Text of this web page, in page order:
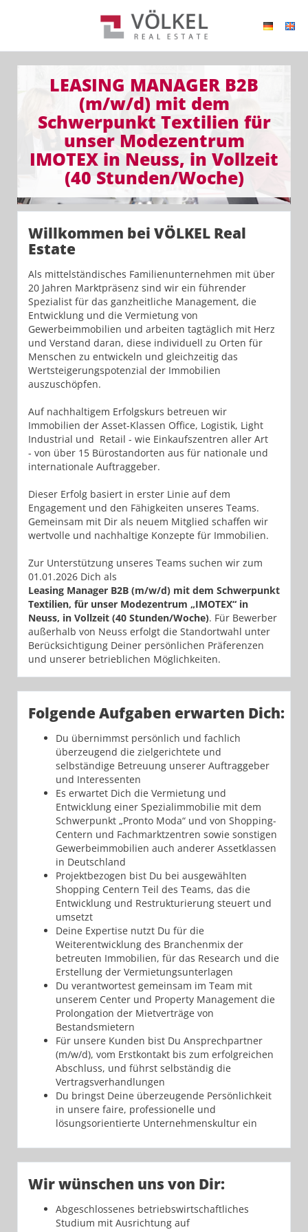
LEASING MANAGER B2B
(m/w/d) mit dem
Schwerpunkt Textilien für
unser Modezentrum
IMOTEX in Neuss, in Vollzeit
(40 Stunden/Woche)
Willkommen bei VÖLKEL Real
Estate
Als mittelständisches Familienunternehmen mit über
20 Jahren Marktpräsenz sind wir ein führender
Spezialist für das ganzheitliche Management, die
Entwicklung und die Vermietung von
Gewerbeimmobilien und arbeiten tagtäglich mit Herz
und Verstand daran, diese individuell zu Orten für
Menschen zu entwickeln und gleichzeitig das
Wertsteigerungspotenzial der Immobilien
auszuschöpfen.
Auf nachhaltigem Erfolgskurs betreuen wir
Immobilien der Asset-Klassen Office, Logistik, Light
Industrial und Retail - wie Einkaufszentren aller Art
- von über 15 Bürostandorten aus für nationale und
internationale Auftraggeber.
Dieser Erfolg basiert in erster Linie auf dem
Engagement und den Fähigkeiten unseres Teams.
Gemeinsam mit Dir als neuem Mitglied schaffen wir
wertvolle und nachhaltige Konzepte für Immobilien.
Zur Unterstützung unseres Teams suchen wir zum
01.01.2026 Dich als
Leasing Manager B2B (m/w/d) mit dem Schwerpunkt
Textilien, für unser Modezentrum „IMOTEX“ in
Neuss, in Vollzeit (40 Stunden/Woche). Für Bewerber
außerhalb von Neuss erfolgt die Standortwahl unter
Berücksichtigung Deiner persönlichen Präferenzen
und unserer betrieblichen Möglichkeiten.
Folgende Aufgaben erwarten Dich:
Du übernimmst persönlich und fachlich
überzeugend die zielgerichtete und
selbständige Betreuung unserer Auftraggeber
und Interessenten
Es erwartet Dich die Vermietung und
Entwicklung einer Spezialimmobilie mit dem
Schwerpunkt „Pronto Moda“ und von Shopping-
Centern und Fachmarktzentren sowie sonstigen
Gewerbeimmobilien auch anderer Assetklassen
in Deutschland
Projektbezogen bist Du bei ausgewählten
Shopping Centern Teil des Teams, das die
Entwicklung und Restrukturierung steuert und
umsetzt
Deine Expertise nutzt Du für die
Weiterentwicklung des Branchenmix der
betreuten Immobilien, für das Research und die
Erstellung der Vermietungsunterlagen
Du verantwortest gemeinsam im Team mit
unserem Center und Property Management die
Prolongation der Mietverträge von
Bestandsmietern
Für unsere Kunden bist Du Ansprechpartner
(m/w/d), vom Erstkontakt bis zum erfolgreichen
Abschluss, und führst selbständig die
Vertragsverhandlungen
Du bringst Deine überzeugende Persönlichkeit
in unsere faire, professionelle und
lösungsorientierte Unternehmenskultur ein
Wir wünschen uns von Dir:
Abgeschlossenes betriebswirtschaftliches
Studium mit Ausrichtung auf